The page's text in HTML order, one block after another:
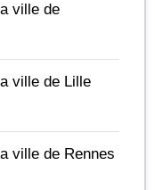
ville de
ville de Lille
ville de Rennes